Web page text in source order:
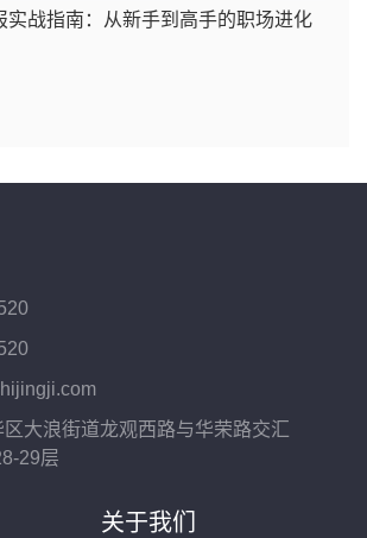
实战指南：从新手到高手的职场进化
大浪街道龙观西路与华荣路交汇
29层
关于我们